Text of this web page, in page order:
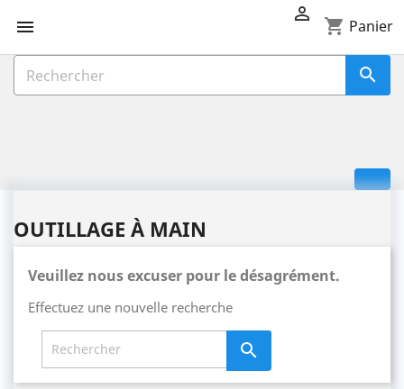
 shopping_cart Panier


OUTILLAGE À MAIN
Veuillez nous excuser pour le désagrément.
Effectuez une nouvelle recherche
